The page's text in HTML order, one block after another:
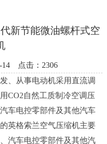
新节能微油螺杆式空
14 点击：2306
、从事电动机采用直流调
CO2自然工质制冷空调压
车电控零部件及其他汽车
英格索兰空气压缩机主要
汽车电控零部件及其他汽